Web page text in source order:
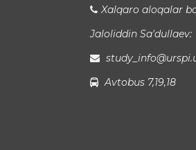
Xalqaro aloqalar
Jaloliddin Sa'dullaev:
Avtobus 7,19,18